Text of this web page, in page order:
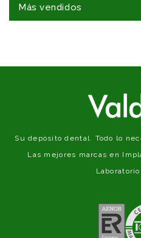
Más vendidos
Su depósito dental. Todo lo
Las mejores marcas en